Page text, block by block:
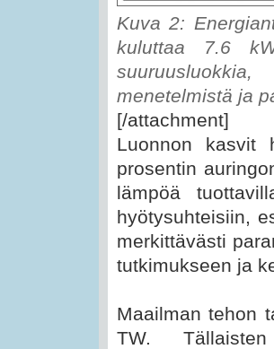
Kuva 2:
kuluttaa 7.6
menetelmistä ja
[/attachment]
Luonnon kasvit
prosentin
lämpöä
hyötysuhteisiin,
merkittävästi
tutkimukseen ja
Maailman tehon
TW.